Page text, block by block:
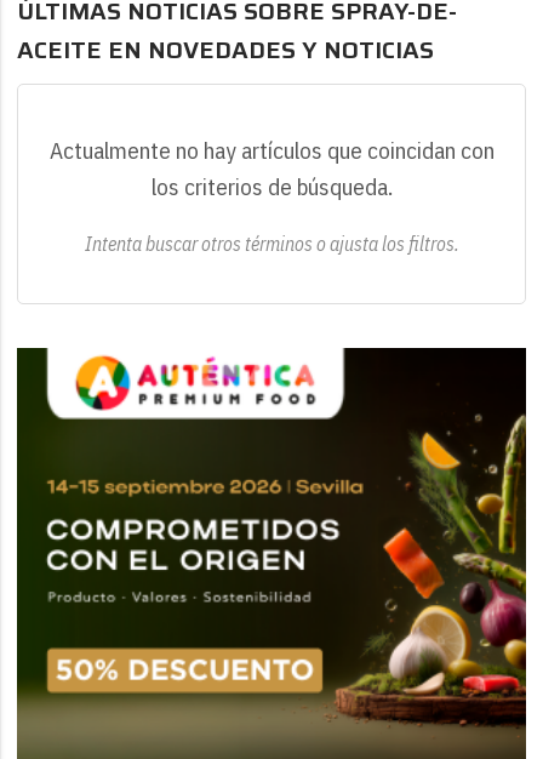
ÚLTIMAS NOTICIAS SOBRE SPRAY-DE-
ACEITE EN NOVEDADES Y NOTICIAS
Actualmente no hay artículos que coincidan con
los criterios de búsqueda.
Intenta buscar otros términos o ajusta los filtros.